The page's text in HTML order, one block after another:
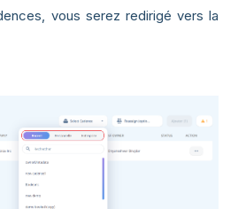
vous serez redirigé vers la